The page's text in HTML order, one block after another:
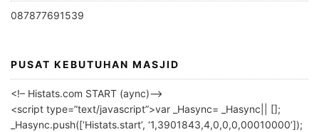
087877691539
PUSAT KEBUTUHAN MASJID
<!– Histats.com START (aync)–>
<script type=”text/javascript”>var _Hasync= _Hasync|| [];
_Hasync.push([‘Histats.start’, ‘1,3901843,4,0,0,0,00010000’]);